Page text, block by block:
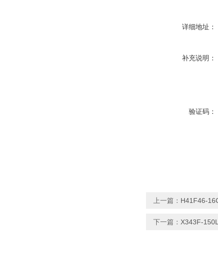
详细地址：
补充说明：
验证码：
上一篇： H41F46-
下一篇： X343F-